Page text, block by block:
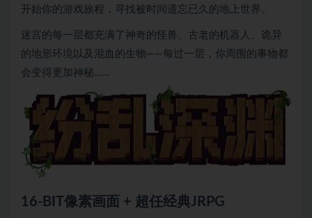
开始你的游戏旅程，寻找被时间遗忘已久的地上世界。
迷宫的每一层都充满了神奇的怪兽、古老的机器人、诡异
的地形环境以及混血的生物——每过一层，你周围的事物都
会变得更加神秘……
16-BIT像素画面 + 超任经典JRPG